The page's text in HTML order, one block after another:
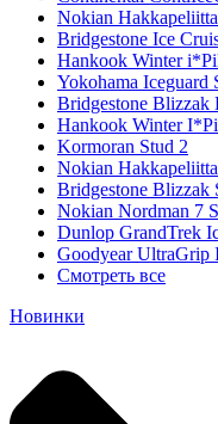
Nokian
Bridgestone Ice
Hankook Winter
Yokohama Iceguard
Bridgestone Blizzak
Hankook Winter
Kormoran Stud 2
Nokian
Bridgestone Blizzak
Nokian Nordman 7
Dunlop GrandTrek
Goodyear UltraGrip
Смотреть все
Новинки